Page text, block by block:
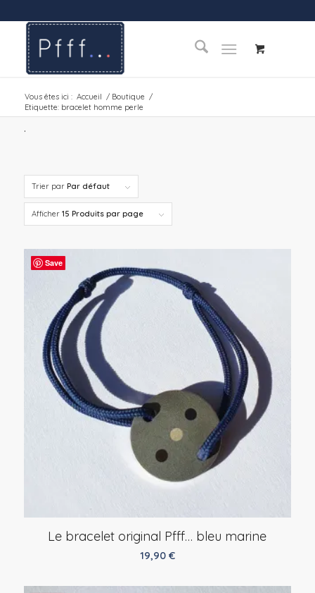
Vous êtes ici : Accueil / Boutique /
Etiquette: bracelet homme perle
.
Trier par Par défaut
Afficher 15 Produits par page
Save
Le bracelet original Pfff… bleu marine
19,90 €